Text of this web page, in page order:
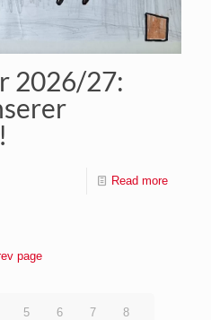
2026/27:
Read more
page
5 6 7 8